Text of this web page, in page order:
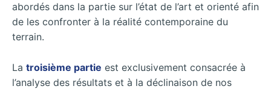
abordés dans la partie sur l’état de l’art et orienté afin
de les confronter à la réalité contemporaine du
terrain.
La troisième partie est exclusivement consacrée à
l’analyse des résultats et à la déclinaison de nos